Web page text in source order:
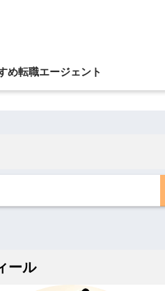
め転職エージェント
ール